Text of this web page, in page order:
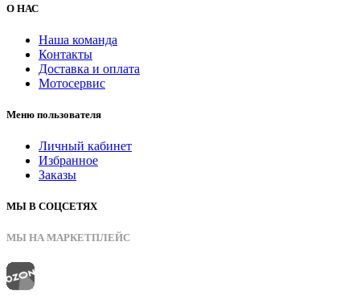
О НАС
Наша команда
Контакты
Доставка и оплата
Мотосервис
Меню пользователя
Личный кабинет
Избранное
Заказы
МЫ В СОЦСЕТЯХ
МЫ НА МАРКЕТПЛЕЙС